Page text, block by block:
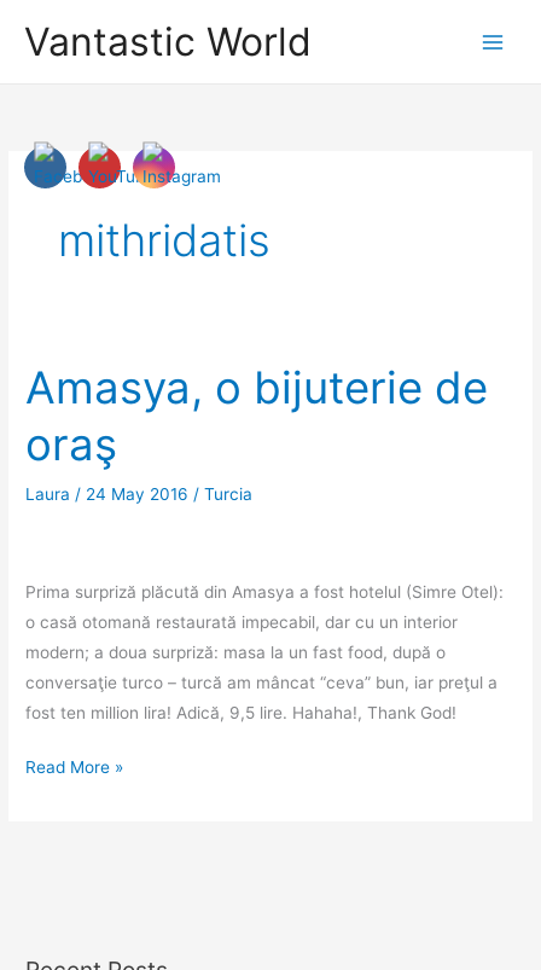
Vantastic World
mithridatis
Amasya, o bijuterie de
oraş
Laura / 24 May 2016 /Turcia
Prima surpriză plăcută din Amasya a fost hotelul (Simre Otel):
o casă otomană restaurată impecabil, dar cu un interior
modern; a doua surpriză: masa la un fast food, după o
conversaţie turco – turcă am mâncat “ceva” bun, iar preţul a
fost ten million lira! Adică, 9,5 lire. Hahaha!, Thank God!
Amasya,
Read More »